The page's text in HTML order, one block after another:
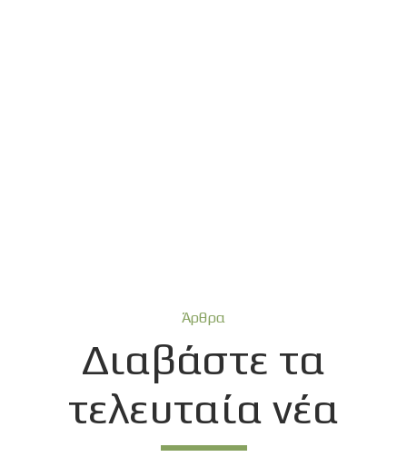
Άρθρα
Διαβάστε τα
τελευταία νέα